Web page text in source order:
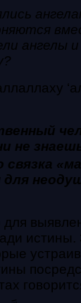
ангелы
не
связка
для